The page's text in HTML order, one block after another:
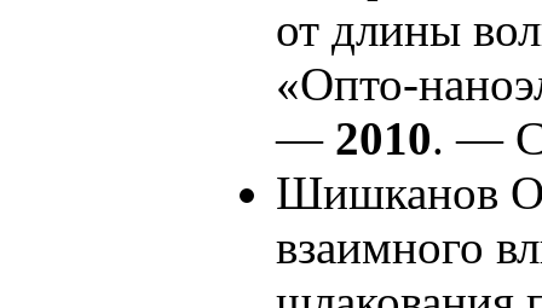
от длины
«Опто-
— 2010. —
Шишканов
взаимного